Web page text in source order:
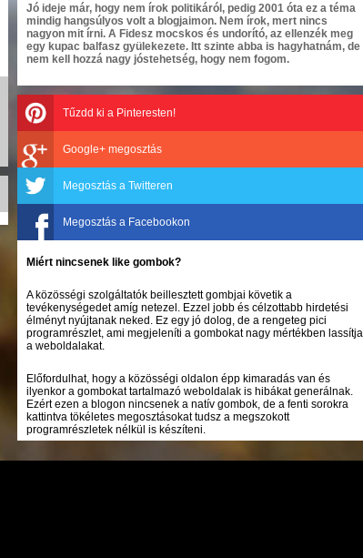
Jó ideje már, hogy nem írok politikáról, pedig 2001 óta ez a téma
mindig hangsúlyos volt a blogjaimon. Nem írok, mert nincs
nagyon mit írni. A Fidesz mocskos és undorító, az ellenzék meg
egy kupac balfasz gyülekezete. Itt szinte abba is hagyhatnám, de
nem kell hozzá nagy jóstehetség, hogy nem fogom.
Tűzdd ki a Pinteresten!
Google+ megosztás
Megosztás a Twitteren
Megosztás a Facebookon
Miért nincsenek like gombok?
A közösségi szolgáltatók beillesztett gombjai követik a
tevékenységedet amíg netezel. Ezzel jobb és célzottabb hirdetési
élményt nyújtanak neked. Ez egy jó dolog, de a rengeteg pici
programrészlet, ami megjeleníti a gombokat nagy mértékben lassítja
a weboldalakat.
Előfordulhat, hogy a közösségi oldalon épp kimaradás van és
ilyenkor a gombokat tartalmazó weboldalak is hibákat generálnak.
Ezért ezen a blogon nincsenek a natív gombok, de a fenti sorokra
kattintva tökéletes megosztásokat tudsz a megszokott
programrészletek nélkül is készíteni.